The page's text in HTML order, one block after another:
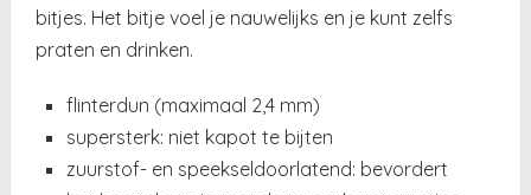
bitjes. Het bitje voel je nauwelijks en je kunt zelfs
praten en drinken.
flinterdun (maximaal 2,4 mm)
supersterk: niet kapot te bijten
zuurstof- en speekseldoorlatend: bevordert